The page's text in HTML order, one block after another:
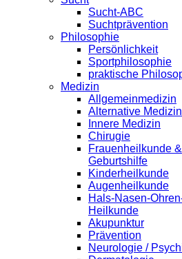
Sucht-ABC
Suchtprävention
Philosophie
Persönlichkeit
Sportphilosophie
praktische
Medizin
Allgemeinmedizin
Alternative Medizin
Innere Medizin
Chirugie
Frauenheilkunde &
Geburtshilfe
Kinderheilkunde
Augenheilkunde
Hals-Nasen-
Heilkunde
Akupunktur
Prävention
Neurologie /